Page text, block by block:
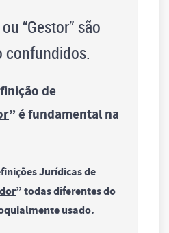
“Gestor” são
confundidos.
de
” é fundamental na
Jurídicas de
” todas diferentes do
usado.